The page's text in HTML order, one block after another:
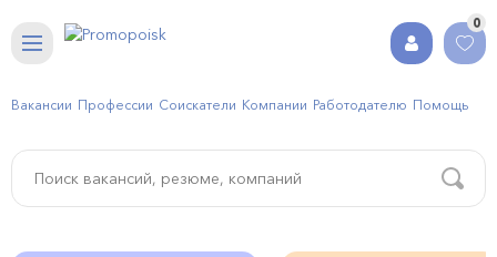
0
Вакансии Профессии Соискатели Компании Работодателю Помощь